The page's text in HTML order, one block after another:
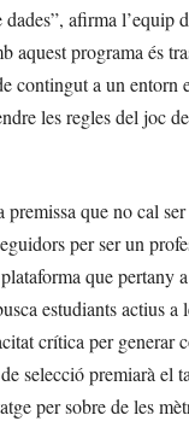
afirma l’equip
aquest programa és
contingut a un entorn
les regles del joc
que no cal
per ser un
que pertany
estudiants actius a
crítica per generar
selecció premiarà el
per sobre de les